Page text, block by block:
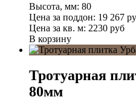
Высота, мм: 80
Цена за поддон: 19 267
Цена за кв. м: 2230 руб
В корзину
Тротуарная
80мм